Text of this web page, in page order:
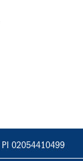
PI 02054410499